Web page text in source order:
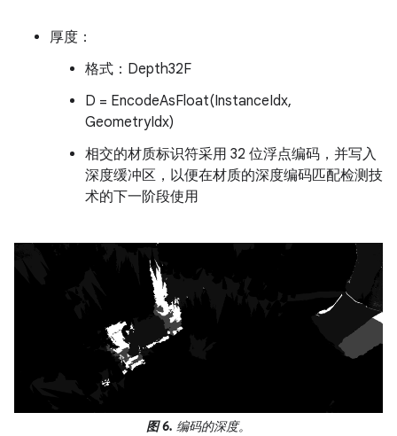
厚度：
格式：Depth32F
D = EncodeAsFloat(InstanceIdx,
GeometryIdx)
相交的材质标识符采用 32 位浮点编码，并写入
深度缓冲区，以便在材质的深度编码匹配检测技
术的下一阶段使用
图 6. 编码的深度。